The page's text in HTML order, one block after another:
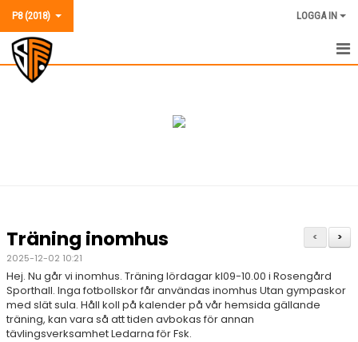
P8 (2018) LOGGA IN
P8 (2018)
BILDGALLERI
KONTAKT
>
<
Träning inomhus
2025-12-02 10:21
Hej. Nu går vi inomhus. Träning lördagar kl09-10.00 i Rosengård
Sporthall. Inga fotbollskor får användas inomhus Utan gympaskor
med slät sula. Håll koll på kalender på vår hemsida gällande
träning, kan vara så att tiden avbokas för annan
tävlingsverksamhet Ledarna för Fsk.